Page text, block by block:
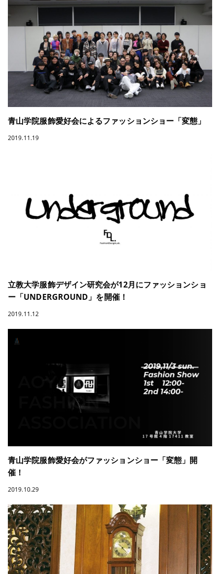
青山学院服飾愛好会によるファッションショー「変態」
2019.11.19
立教大学服飾デザイン研究会が12月にファッションショ
ー「UNDERGROUND」を開催！
2019.11.12
青山学院服飾愛好会がファッションショー「変態」開
催！
2019.10.29